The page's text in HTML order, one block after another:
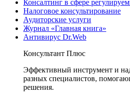
Консалтинг в сфере
Налоговое консультирование
Аудиторские услуги
Журнал «Главная книга»
Антивирус Dr.Web
Консультант Плюс
Эффективный инструмент и
разных специалистов,
решения.